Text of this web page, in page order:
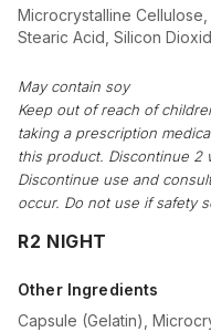
Microcrystalline
Stearic Acid, Silicon
May contain soy
Keep out of reach of
taking a prescription
this product. Discontinue 2
Discontinue use and
occur. Do not use if safety
R2 NIGHT
Other Ingredients
Capsule (Gelatin),